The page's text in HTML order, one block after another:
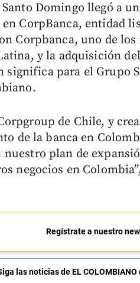
Domingo llegó a
CorpBanca, entidad
Corpbanca, uno de
y la adquisición
para el Grupo
de Chile, y
de la banca en
plan de
negocios en
Regístrate a nuestro
las noticias de EL